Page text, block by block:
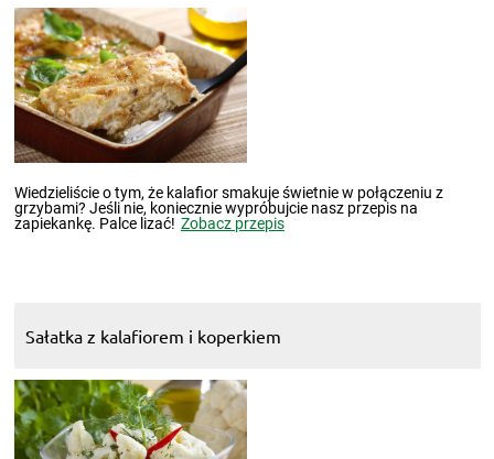
Wiedzieliście o tym, że kalafior smakuje świetnie w połączeniu z
grzybami? Jeśli nie, koniecznie wypróbujcie nasz przepis na
zapiekankę. Palce lizać! Zobacz przepis
Sałatka z kalafiorem i koperkiem